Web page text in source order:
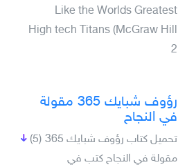
Like the Worlds Greatest
High tech Titans (McGraw Hill
2
رؤوف شبايك 365 مقولة
في النجاح
(5) تحميل كتاب رؤوف شبايك 365
مقولة في النجاح كتب في